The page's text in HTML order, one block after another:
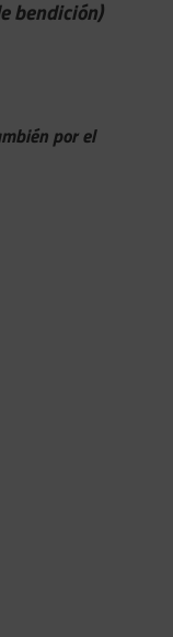
bendición)
por el